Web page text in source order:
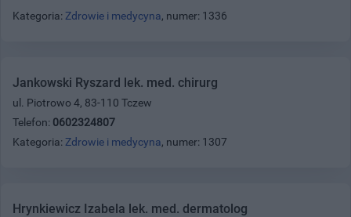
Kategoria: Zdrowie i medycyna, numer: 1336
Jankowski Ryszard lek. med. chirurg
ul. Piotrowo 4, 83-110 Tczew
Telefon: 0602324807
Kategoria: Zdrowie i medycyna, numer: 1307
Hrynkiewicz Izabela lek. med. dermatolog